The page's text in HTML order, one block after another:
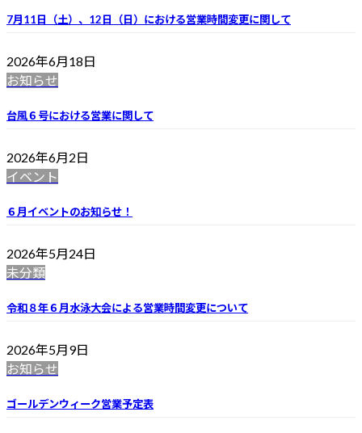
7月11日（土）、12日（日）における営業時間変更に関して
2026年6月18日
お知らせ
台風６号における営業に関して
2026年6月2日
イベント
６月イベントのお知らせ！
2026年5月24日
未分類
令和８年６月水泳大会による営業時間変更について
2026年5月9日
お知らせ
ゴールデンウィーク営業予定表